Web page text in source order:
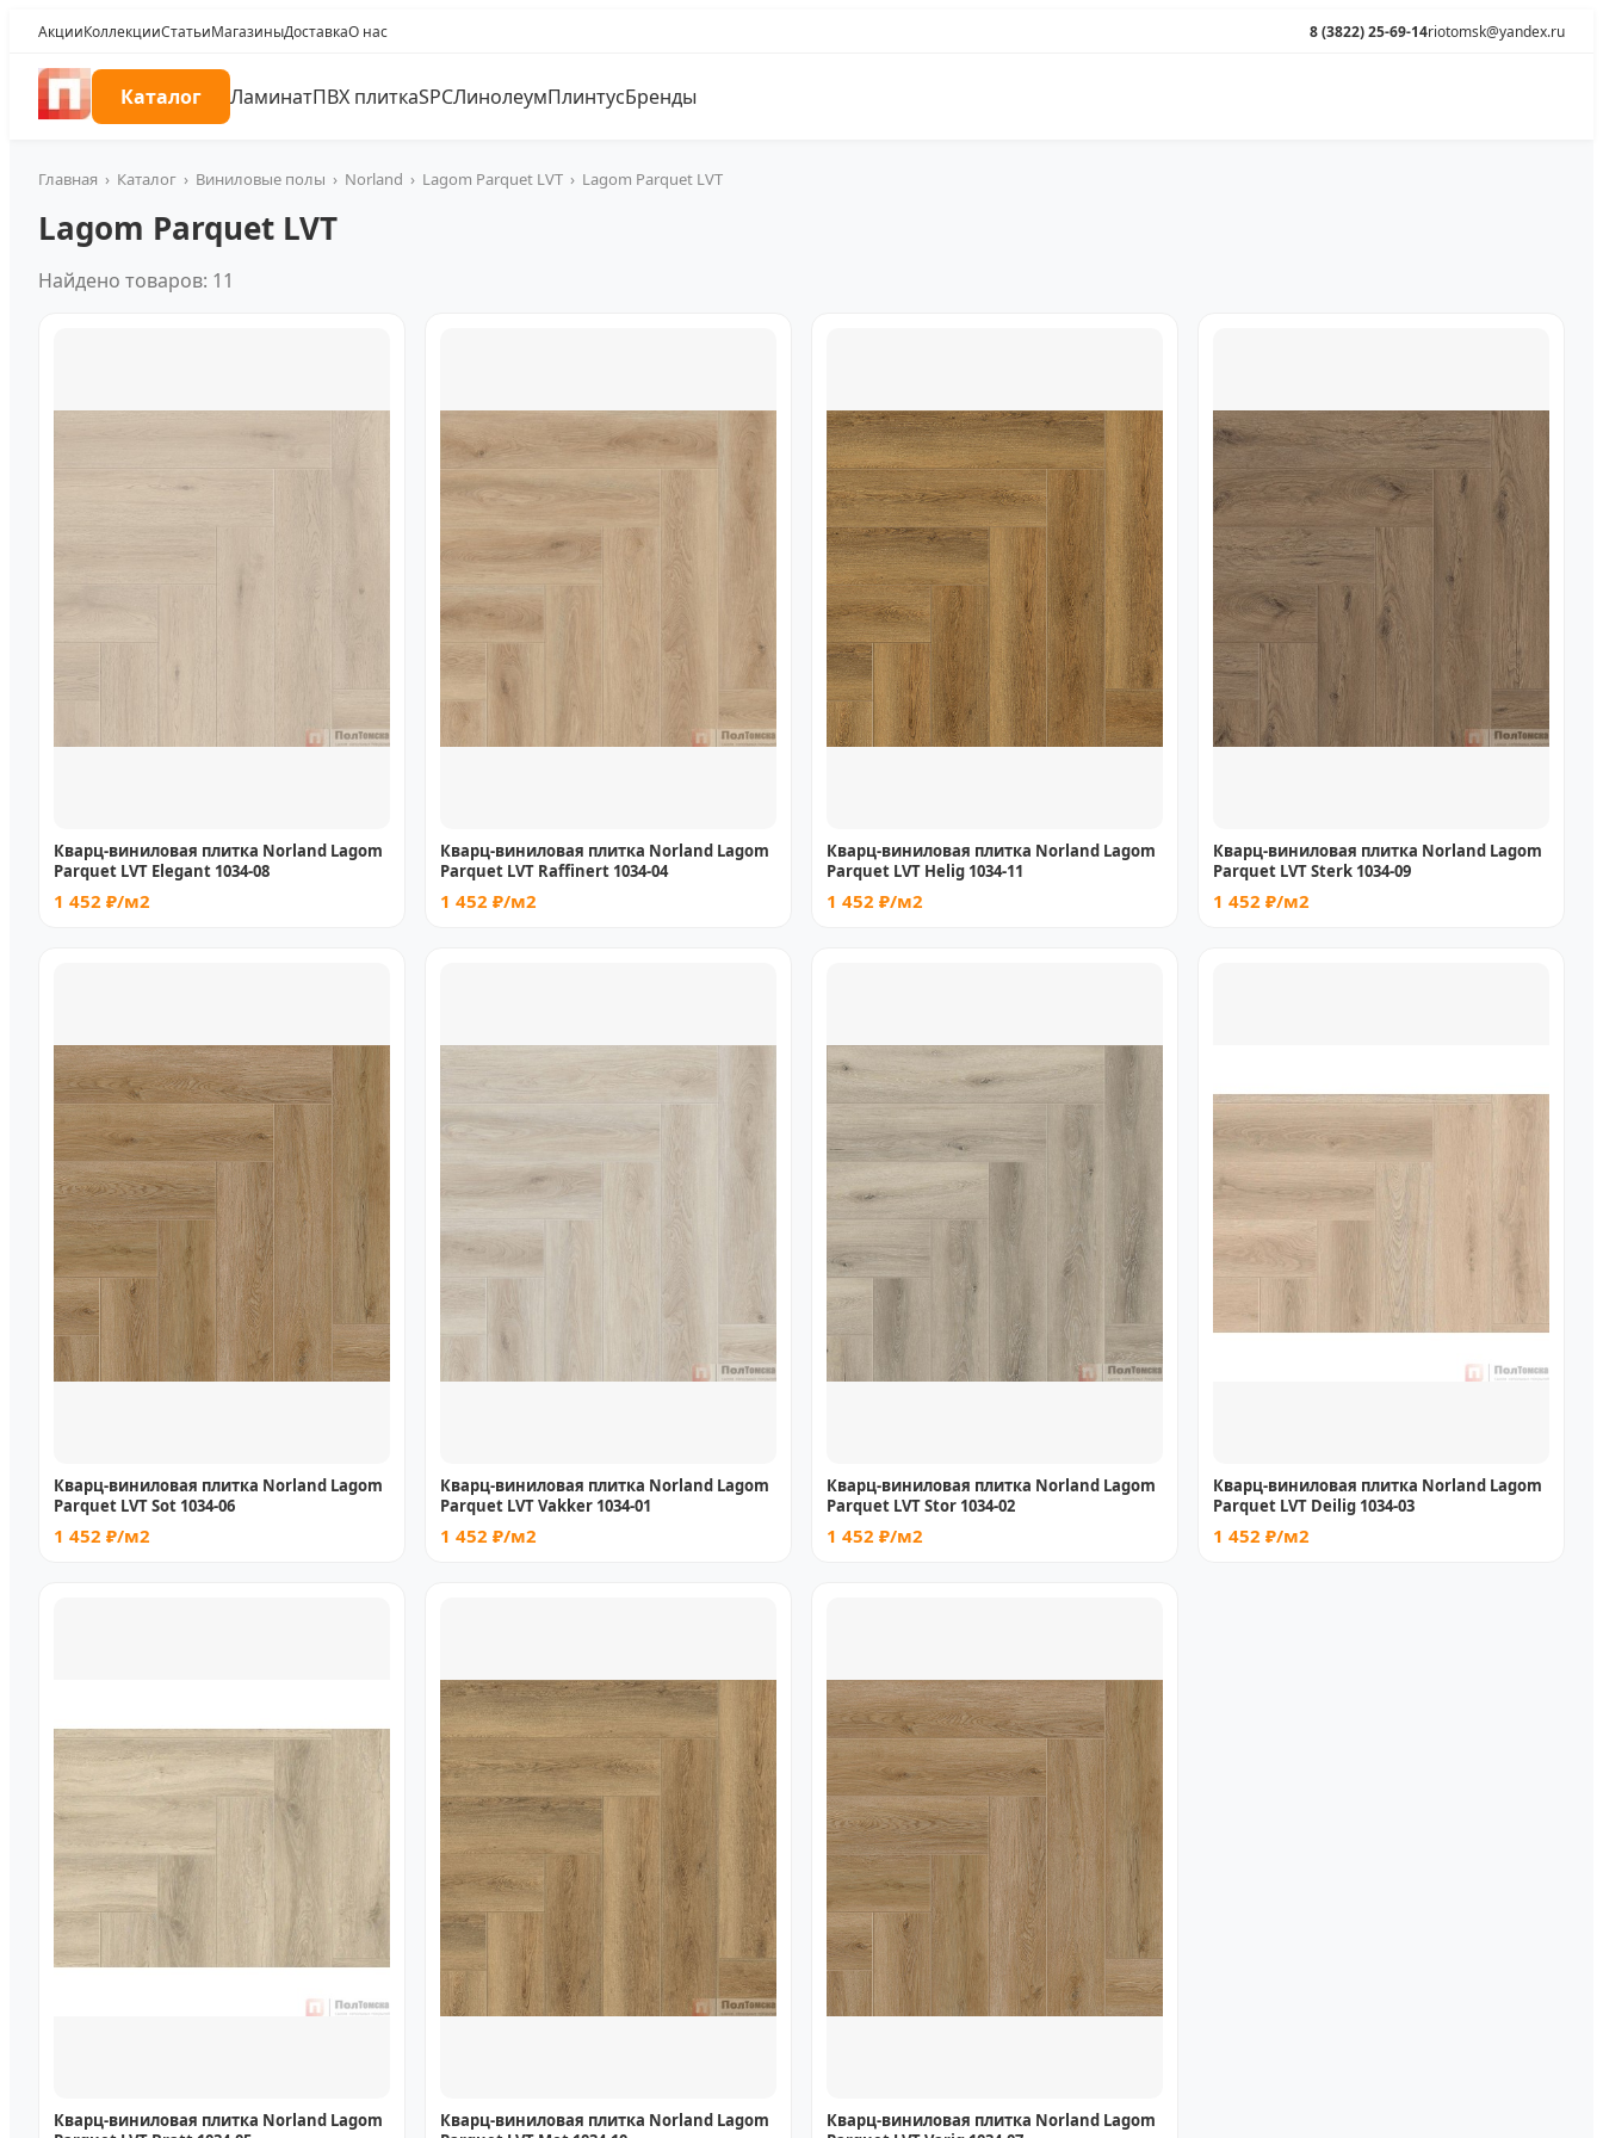
АкцииКоллекцииСтатьиМагазиныДоставкаО нас 8 (3822) 25-69-14riotomsk@yandex.ru
Каталог ЛаминатПВХ плиткаSPCЛинолеумПлинтусБренды
Главная › Каталог › Виниловые полы › Norland › Lagom Parquet LVT › Lagom Parquet LVT
Lagom Parquet LVT
Найдено товаров: 11
Кварц-виниловая плитка Norland Lagom
Parquet LVT Elegant 1034-08
1 452 ₽/м2
Кварц-виниловая плитка Norland Lagom
Parquet LVT Raffinert 1034-04
1 452 ₽/м2
Кварц-виниловая плитка Norland Lagom
Parquet LVT Helig 1034-11
1 452 ₽/м2
Кварц-виниловая плитка Norland Lagom
Parquet LVT Sterk 1034-09
1 452 ₽/м2
Кварц-виниловая плитка Norland Lagom
Parquet LVT Sot 1034-06
1 452 ₽/м2
Кварц-виниловая плитка Norland Lagom
Parquet LVT Vakker 1034-01
1 452 ₽/м2
Кварц-виниловая плитка Norland Lagom
Parquet LVT Stor 1034-02
1 452 ₽/м2
Кварц-виниловая плитка Norland Lagom
Parquet LVT Deilig 1034-03
1 452 ₽/м2
Кварц-виниловая плитка Norland Lagom
Кварц-виниловая плитка Norland Lagom
Кварц-виниловая плитка Norland Lagom